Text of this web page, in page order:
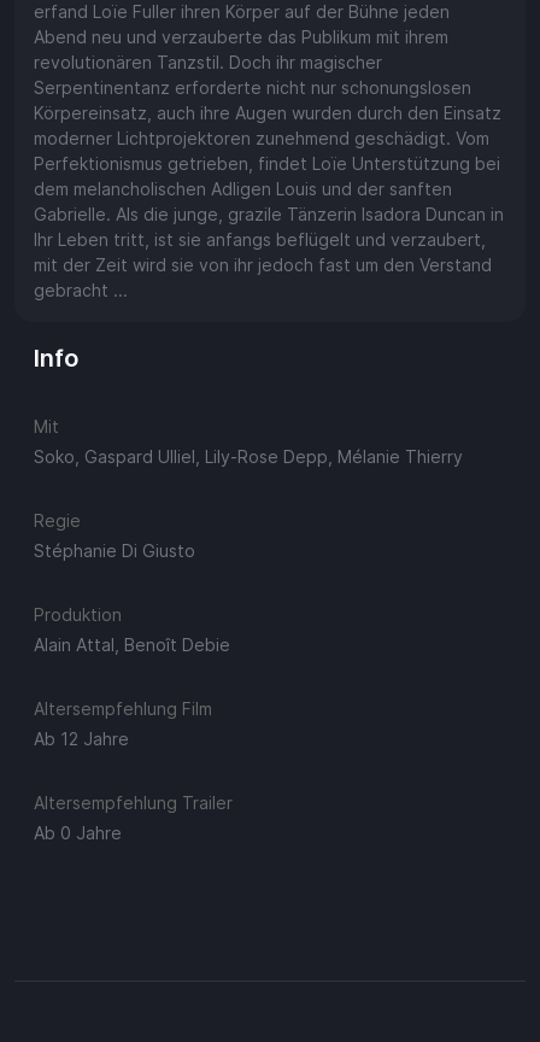
erfand Loïe Fuller ihren Körper auf der Bühne jeden
Abend neu und verzauberte das Publikum mit ihrem
revolutionären Tanzstil. Doch ihr magischer
Serpentinentanz erforderte nicht nur schonungslosen
Körpereinsatz, auch ihre Augen wurden durch den Einsatz
moderner Lichtprojektoren zunehmend geschädigt. Vom
Perfektionismus getrieben, findet Loïe Unterstützung bei
dem melancholischen Adligen Louis und der sanften
Gabrielle. Als die junge, grazile Tänzerin Isadora Duncan in
Ihr Leben tritt, ist sie anfangs beflügelt und verzaubert,
mit der Zeit wird sie von ihr jedoch fast um den Verstand
gebracht ...
Info
Mit
Soko, Gaspard Ulliel, Lily-Rose Depp, Mélanie Thierry
Regie
Stéphanie Di Giusto
Produktion
Alain Attal, Benoît Debie
Altersempfehlung Film
Ab 12 Jahre
Altersempfehlung Trailer
Ab 0 Jahre